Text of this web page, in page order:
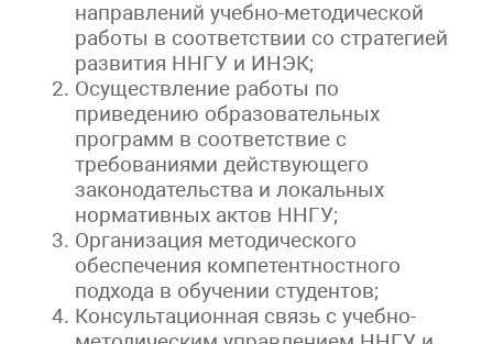
направлений учебно-методической
работы в соответствии со стратегией
развития ННГУ и ИНЭК;
Осуществление работы по
приведению образовательных
программ в соответствие с
требованиями действующего
законодательства и локальных
нормативных актов ННГУ;
Организация методического
обеспечения компетентностного
подхода в обучении студентов;
Консультационная связь с учебно-